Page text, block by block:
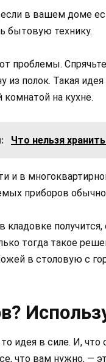
в вашем доме
бытовую технику.
проблемы.
из полок. Такая
комнатой на кухне.
Что нельзя
и в
приборов
тогда такое
в столовую с
идея в силе. И, что
что вам нужно, —